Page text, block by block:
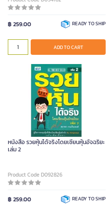
฿ 259.00 READY TO SHIP
ADD TO CART
หนังสือ รวยหุ้นได้จริงโดยเซียนหุ้นอัจฉริยะ
เล่ม 2
Product Code D092826
฿ 259.00 READY TO SHIP